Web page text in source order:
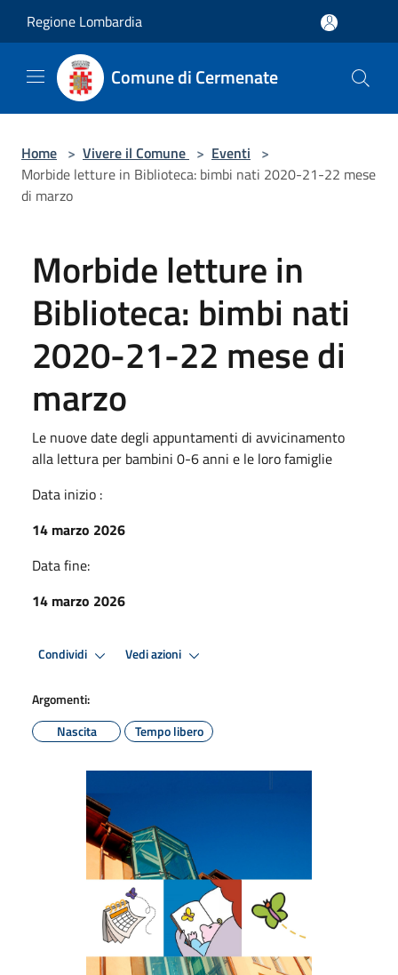
Regione Lombardia
Comune di Cermenate
Home > Vivere il Comune > Eventi >
Morbide letture in Biblioteca: bimbi nati 2020-21-22 mese
di marzo
Morbide letture in
Biblioteca: bimbi nati
2020-21-22 mese di
marzo
Le nuove date degli appuntamenti di avvicinamento
alla lettura per bambini 0-6 anni e le loro famiglie
Data inizio :
14 marzo 2026
Data fine:
14 marzo 2026
Condividi Vedi azioni
Argomenti:
Nascita
Tempo libero